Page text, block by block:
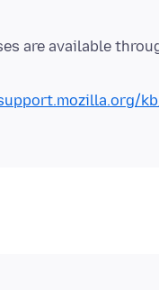
are available